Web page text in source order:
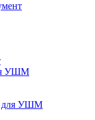
УШМ
для УШМ